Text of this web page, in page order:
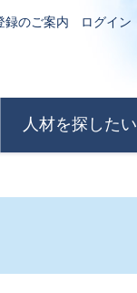
録のご案内 ログイン
人材を探したい